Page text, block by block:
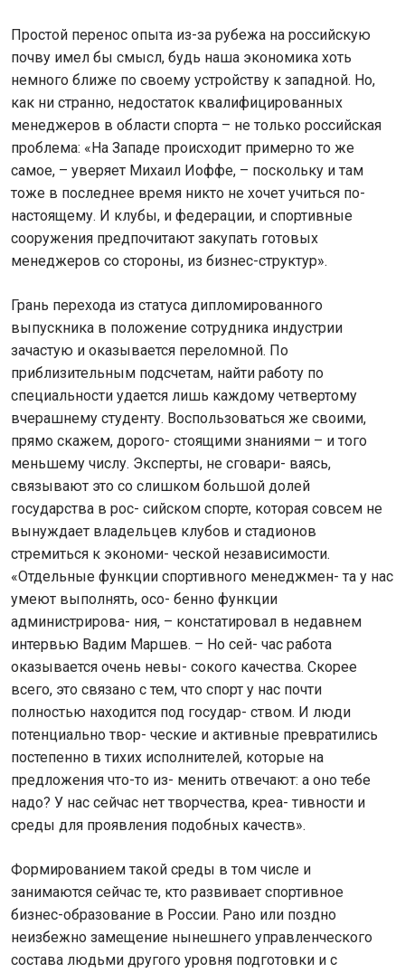
Простой перенос опыта из-за рубежа на российскую
почву имел бы смысл, будь наша экономика хоть
немного ближе по своему устройству к западной. Но,
как ни странно, недостаток квалифицированных
менеджеров в области спорта – не только российская
проблема: «На Западе происходит примерно то же
самое, – уверяет Михаил Иоффе, – поскольку и там
тоже в последнее время никто не хочет учиться по-
настоящему. И клубы, и федерации, и спортивные
сооружения предпочитают закупать готовых
менеджеров со стороны, из бизнес-структур».
Грань перехода из статуса дипломированного
выпускника в положение сотрудника индустрии
зачастую и оказывается переломной. По
приблизительным подсчетам, найти работу по
специальности удается лишь каждому четвертому
вчерашнему студенту. Воспользоваться же своими,
прямо скажем, дорого- стоящими знаниями – и того
меньшему числу. Эксперты, не сговари- ваясь,
связывают это со слишком большой долей
государства в рос- сийском спорте, которая совсем не
вынуждает владельцев клубов и стадионов
стремиться к экономи- ческой независимости.
«Отдельные функции спортивного менеджмен- та у нас
умеют выполнять, осо- бенно функции
администрирова- ния, – констатировал в недавнем
интервью Вадим Маршев. – Но сей- час работа
оказывается очень невы- сокого качества. Скорее
всего, это связано с тем, что спорт у нас почти
полностью находится под государ- ством. И люди
потенциально твор- ческие и активные превратились
постепенно в тихих исполнителей, которые на
предложения что-то из- менить отвечают: а оно тебе
надо? У нас сейчас нет творчества, креа- тивности и
среды для проявления подобных качеств».
Формированием такой среды в том числе и
занимаются сейчас те, кто развивает спортивное
бизнес-образование в России. Рано или поздно
неизбежно замещение нынешнего управленческого
состава людьми другого уровня подготовки и с